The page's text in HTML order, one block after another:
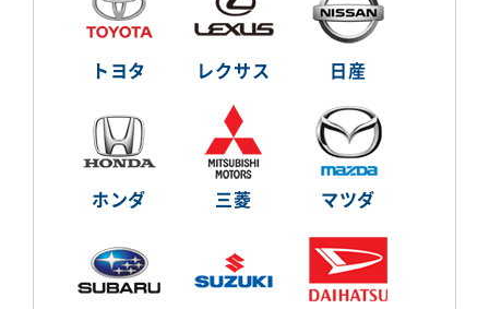
トヨタ レクサス 日産
ホンダ 三菱 マツダ